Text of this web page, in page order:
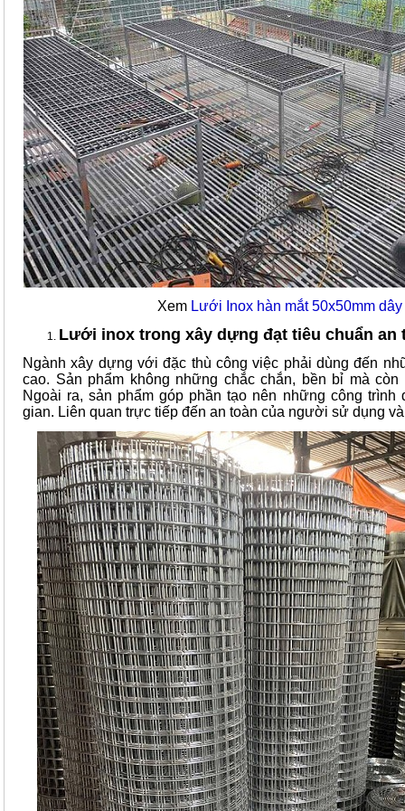
Xem Lưới Inox hàn mắt 50x50mm dây
Lưới inox trong xây dựng đạt tiêu chuẩn an
Ngành xây dựng với đặc thù công việc phải dùng đến
cao. Sản phẩm không những chắc chắn, bền bỉ mà
Ngoài ra, sản phẩm góp phần tạo nên những công
gian. Liên quan trực tiếp đến an toàn của người sử dụng